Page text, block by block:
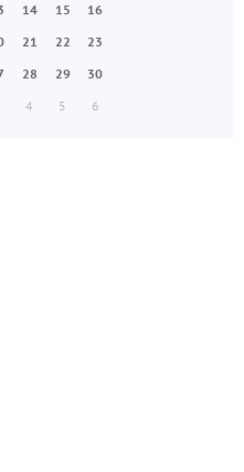
14 15
16
21 22
23
28 29
30
4 5 6